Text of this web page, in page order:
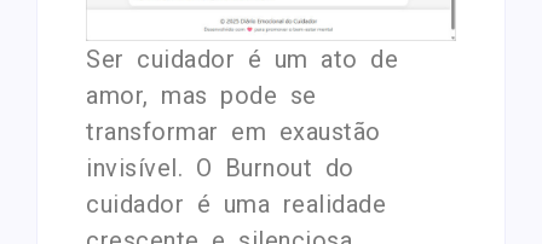
Ser cuidador é um ato de
amor, mas pode se
transformar em exaustão
invisível. O Burnout do
cuidador é uma realidade